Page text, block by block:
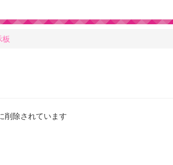
板
削除されています